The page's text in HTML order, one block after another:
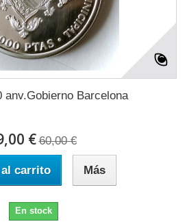
anv.Gobierno Barcelona
€ 60,00 €
carrito Más
En stock